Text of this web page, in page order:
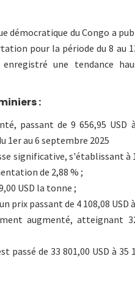
démocratique du Congo a
pour la période du 8 au
une tendance
:
passant de 9 656,95 USD
1er au 6 septembre 2025
significative, s'établissant à
de 2,88 % ;
USD la tonne ;
prix passant de 4 108,08 USD
augmenté, atteignant
de 33 801,00 USD à 35